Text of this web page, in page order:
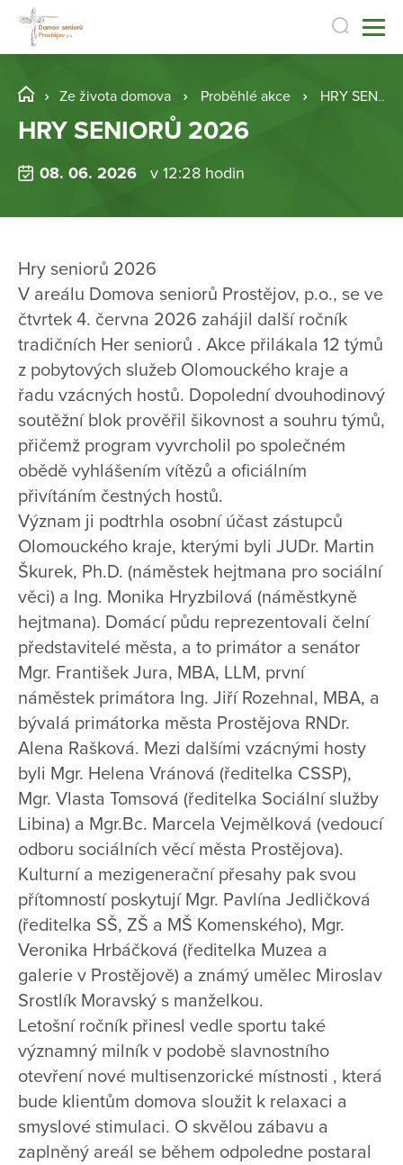
Ze života domova Proběhlé akce HRY SENIORŮ 2026
HRY SENIORŮ 2026
08. 06. 2026 v 12:28 hodin
Hry seniorů 2026
V areálu Domova seniorů Prostějov, p.o., se ve
čtvrtek 4. června 2026 zahájil další ročník
tradičních Her seniorů . Akce přilákala 12 týmů
z pobytových služeb Olomouckého kraje a
řadu vzácných hostů. Dopolední dvouhodinový
soutěžní blok prověřil šikovnost a souhru týmů,
přičemž program vyvrcholil po společném
obědě vyhlášením vítězů a oficiálním
přivítáním čestných hostů.
Význam ji podtrhla osobní účast zástupců
Olomouckého kraje, kterými byli JUDr. Martin
Škurek, Ph.D. (náměstek hejtmana pro sociální
věci) a Ing. Monika Hryzbilová (náměstkyně
hejtmana). Domácí půdu reprezentovali čelní
představitelé města, a to primátor a senátor
Mgr. František Jura, MBA, LLM, první
náměstek primátora Ing. Jiří Rozehnal, MBA, a
bývalá primátorka města Prostějova RNDr.
Alena Rašková. Mezi dalšími vzácnými hosty
byli Mgr. Helena Vránová (ředitelka CSSP),
Mgr. Vlasta Tomsová (ředitelka Sociální služby
Libina) a Mgr.Bc. Marcela Vejmělková (vedoucí
odboru sociálních věcí města Prostějova).
Kulturní a mezigenerační přesahy pak svou
přítomností poskytují Mgr. Pavlína Jedličková
(ředitelka SŠ, ZŠ a MŠ Komenského), Mgr.
Veronika Hrbáčková (ředitelka Muzea a
galerie v Prostějově) a známý umělec Miroslav
Srostlík Moravský s manželkou.
Letošní ročník přinesl vedle sportu také
významný milník v podobě slavnostního
otevření nové multisenzorické místnosti , která
bude klientům domova sloužit k relaxaci a
smyslové stimulaci. O skvělou zábavu a
zaplněný areál se během odpoledne postaral